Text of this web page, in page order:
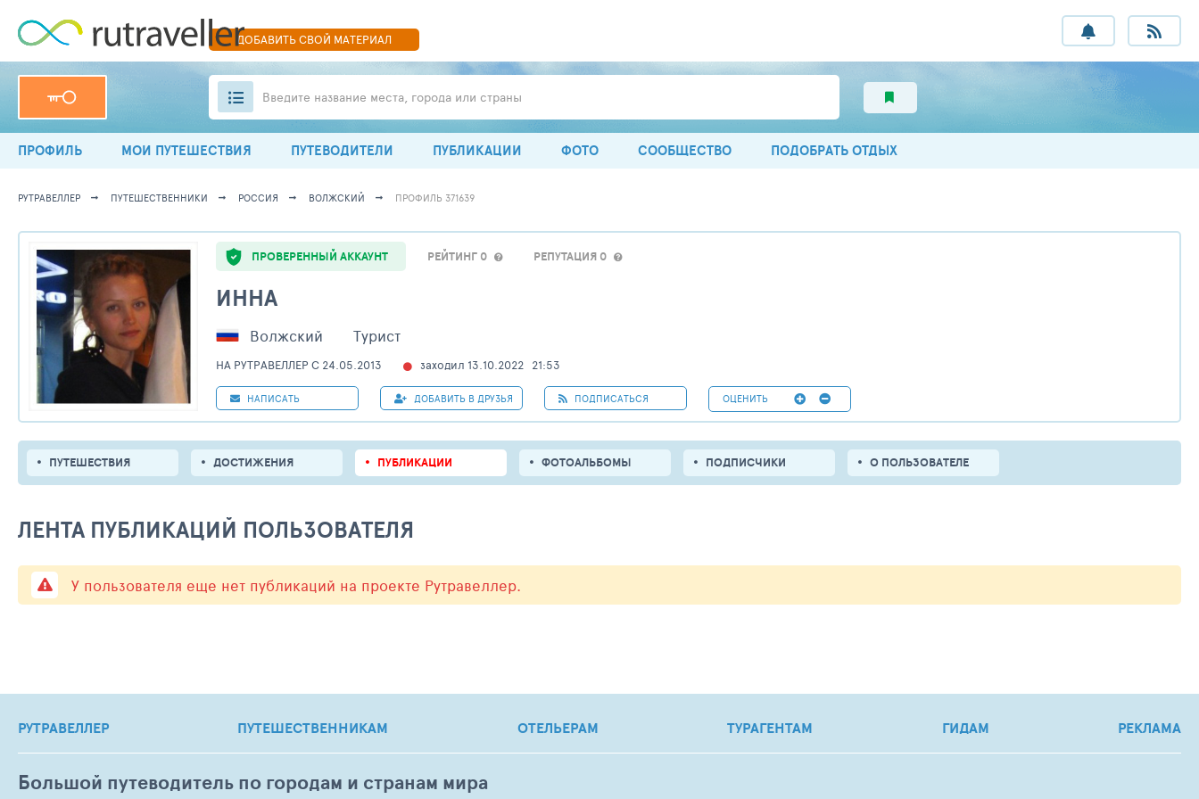
ДОБАВИТЬСВОЙ МАТЕРИАЛ
Введите название места, города или страны
ПРОФИЛЬ МОИ ПУТЕШЕСТВИЯ ПУТЕВОДИТЕЛИ ПУБЛИКАЦИИ ФОТО СООБЩЕСТВО ПОДОБРАТЬ ОТДЫХ
РУТРАВЕЛЛЕР ПУТЕШЕСТВЕННИКИ РОССИЯ ВОЛЖСКИЙ ПРОФИЛЬ 371639
ПРОВЕРЕННЫЙ АККАУНТ РЕЙТИНГ 0 РЕПУТАЦИЯ 0
ИННА
Волжский Турист
НА РУТРАВЕЛЛЕР C 24.05.2013 заходил 13.10.2022 21:53
НАПИСАТЬ ДОБАВИТЬ В ДРУЗЬЯ ПОДПИСАТЬСЯ ОЦЕНИТЬ
ПУТЕШЕСТВИЯ ДОСТИЖЕНИЯ ПУБЛИКАЦИИ ФОТОАЛЬБОМЫ ПОДПИСЧИКИ О ПОЛЬЗОВАТЕЛЕ
ЛЕНТА ПУБЛИКАЦИЙ ПОЛЬЗОВАТЕЛЯ
У пользователя еще нет публикаций на проекте Рутравеллер.
РУТРАВЕЛЛЕР ПУТЕШЕСТВЕННИКАМ ОТЕЛЬЕРАМ ТУРАГЕНТАМ ГИДАМ РЕКЛАМА
Большой путеводитель по городам и странам мира